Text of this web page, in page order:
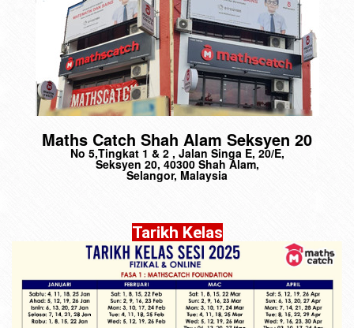
Maths Catch Shah Alam Seksyen 20
No 5,Tingkat 1 & 2 , Jalan Singa E, 20/E,
Seksyen 20, 40300 Shah Alam,
Selangor, Malaysia
Tarikh Kelas